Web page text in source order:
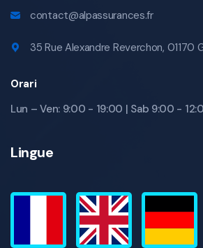
contact@alpassurances.fr
35 Rue Alexandre Reverchon, 01170
Orari
Lun – Ven: 9:00 - 19:00 | Sab 9:00 -
Lingue